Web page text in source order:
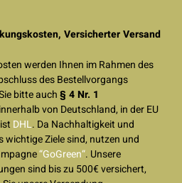
Versicherter Versand
werden Ihnen im Rahmen des
des Bestellvorgangs
bitte auch§ 4 Nr. 1
von Deutschland, in der EU
DHL. Da Nachhaltigkeit und
Ziele sind, nutzen und
“GoGreen“. Unsere
sind bis zu 500€ versichert,